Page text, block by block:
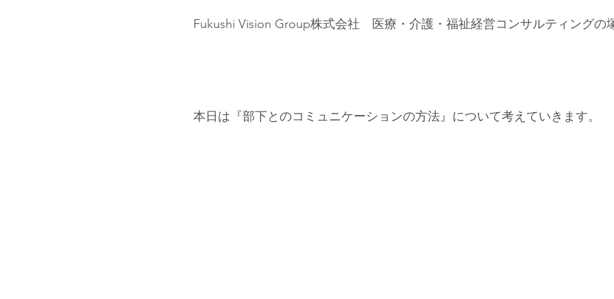
Fukushi Vision Group株式会社　医療・介護・福祉経営コンサルティングの
本日は『部下とのコミュニケーションの方法』について考えていきます。